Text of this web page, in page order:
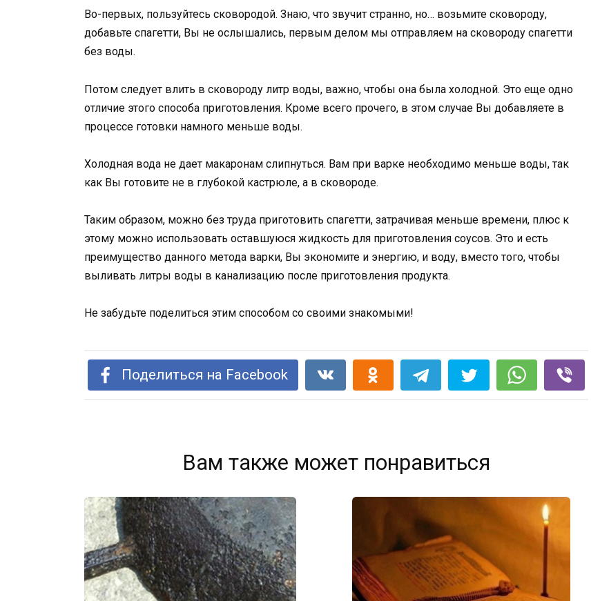
Во-первых, пользуйтесь сковородой. Знаю, что звучит странно, но… возьмите сковороду,
добавьте спагетти, Вы не ослышались, первым делом мы отправляем на сковороду спагетти
без воды.
Потом следует влить в сковороду литр воды, важно, чтобы она была холодной. Это еще одно
отличие этого способа приготовления. Кроме всего прочего, в этом случае Вы добавляете в
процессе готовки намного меньше воды.
Холодная вода не дает макаронам слипнуться. Вам при варке необходимо меньше воды, так
как Вы готовите не в глубокой кастрюле, а в сковороде.
Таким образом, можно без труда приготовить спагетти, затрачивая меньше времени, плюс к
этому можно использовать оставшуюся жидкость для приготовления соусов. Это и есть
преимущество данного метода варки, Вы экономите и энергию, и воду, вместо того, чтобы
выливать литры воды в канализацию после приготовления продукта.
Не забудьте поделиться этим способом со своими знакомыми!
Поделиться на Facebook
Вам также может понравиться